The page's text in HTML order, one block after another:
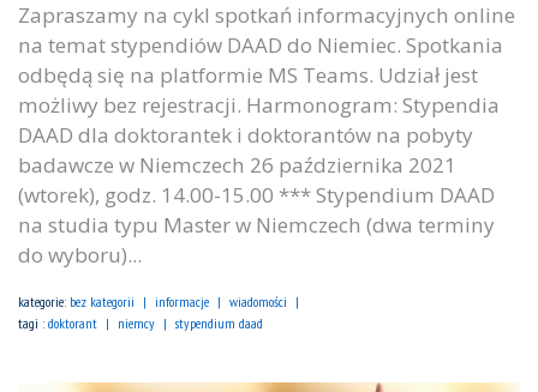
Zapraszamy na cykl spotkań informacyjnych online
na temat stypendiów DAAD do Niemiec. Spotkania
odbędą się na platformie MS Teams. Udział jest
możliwy bez rejestracji. Harmonogram: Stypendia
DAAD dla doktorantek i doktorantów na pobyty
badawcze w Niemczech 26 października 2021
(wtorek), godz. 14.00-15.00 *** Stypendium DAAD
na studia typu Master w Niemczech (dwa terminy
do wyboru)...
kategorie: bez kategorii informacje
wiadomości
tagi : doktorant niemcy stypendium daad